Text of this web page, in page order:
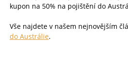
kupon na 50% na pojištění do
Vše najdete v našem nejnovějším
do Austrálie.